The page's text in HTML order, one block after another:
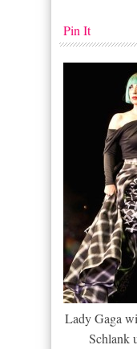
Pin It
Lady Gaga
Schlank